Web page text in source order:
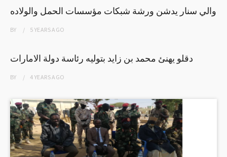
والي سنار يدشن ورشة شبكات مؤسسات الحمل والولاده
BY 5 YEARSAGO
دقلو يهنئ محمد بن زايد بتوليه رئاسة دولة الامارات
BY 4 YEARSAGO